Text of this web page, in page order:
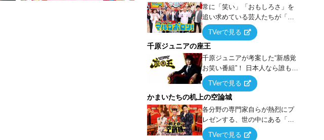
常に「笑い」「おもしろさ」を
追い求めている芸人たちが「芸
能界」という大海原に漕ぎ出で
て、新たなオモシロ人間を発掘
する！
TVerで見る
千原ジュニアの座王
千原ジュニアが考案した“新感覚
お笑い番組”！ 日本人なら誰もが
馴染みのある『イス取りゲー
ム』をベースに、大喜利・ギャ
グ・モノボケ・歌…など様々な
お題で芸人がショートネタを競
い合う！
TVerで見る
かまいたちの机上の空論城
各分野の専門家自らが熱烈にプ
レゼンする、世の中にある「試
したことはないが、やってみた
TVerで見る